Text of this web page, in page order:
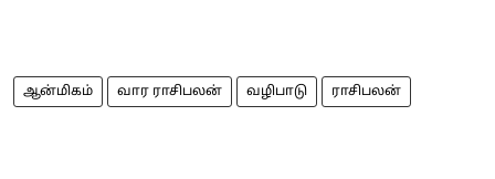
ஆன்மிகம் வார ராசிபலன் வழிபாடு ராசிபலன்